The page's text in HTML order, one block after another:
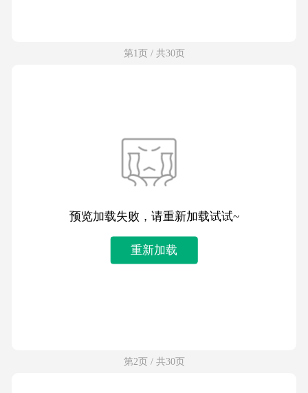
第1页 / 共30页
预览加载失败，请重新加载试试~
重新加载
第2页 / 共30页